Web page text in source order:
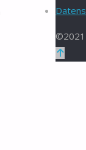
©2021
Zurück